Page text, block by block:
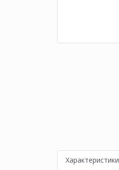
Характеристики